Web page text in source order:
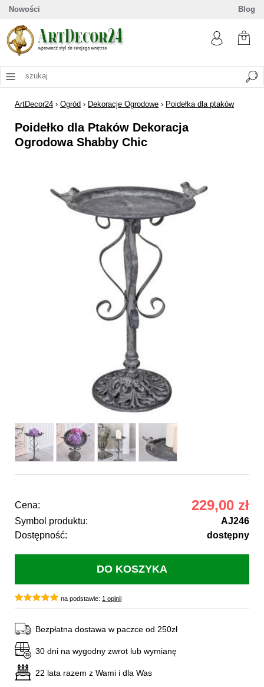
Nowości Blog
ArtDecor24 › Ogród › Dekoracje Ogrodowe › Poidełka dla ptaków
Poidełko dla Ptaków Dekoracja
Ogrodowa Shabby Chic
Cena: 229,00 zł
Symbol produktu:
AJ246
Dostępność:
dostępny
na podstawie: 1 opinii
Bezpłatna dostawa w paczce od 250zł
30 dni na wygodny zwrot lub wymianę
22 lata razem z Wami i dla Was